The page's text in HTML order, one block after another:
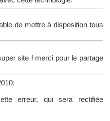
de mettre à disposition tous
site ! merci pour le partage
erreur, qui sera rectifiée